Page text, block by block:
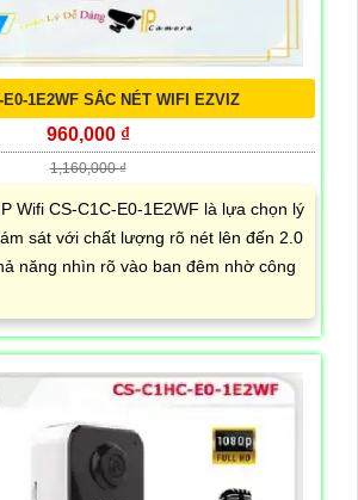
E0-1E2WF SẮC NÉT WIFI EZVIZ
960,000 ₫
1,160,000 ₫
Wifi CS-C1C-E0-1E2WF là lựa chọn lý
sát với chất lượng rõ nét lên đến 2.0
năng nhìn rõ vào ban đêm nhờ công